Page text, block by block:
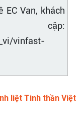
Van, khách
cập:
vinfast-
liệt Tinh thần Việt